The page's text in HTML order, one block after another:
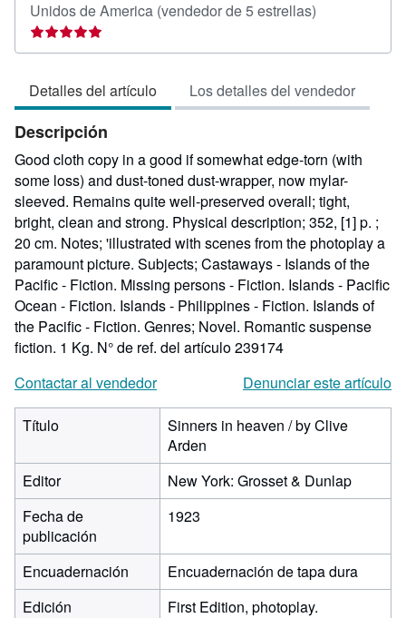
Unidos de America (vendedor de 5 estrellas)
vendedor:
de
5
Detalles del artículo Los detalles del vendedor
Descripción
Good cloth copy in a good if somewhat edge-torn (with
some loss) and dust-toned dust-wrapper, now mylar-
sleeved. Remains quite well-preserved overall; tight,
bright, clean and strong. Physical description; 352, [1] p. ;
20 cm. Notes; 'illustrated with scenes from the photoplay a
paramount picture. Subjects; Castaways - Islands of the
Pacific - Fiction. Missing persons - Fiction. Islands - Pacific
Ocean - Fiction. Islands - Philippines - Fiction. Islands of
the Pacific - Fiction. Genres; Novel. Romantic suspense
fiction. 1 Kg. N° de ref. del artículo 239174
Contactar al vendedor
Denunciar este artículo
Título
Sinners in heaven / by Clive
Arden
Editor
New York: Grosset & Dunlap
Fecha de
publicación
1923
Encuadernación
Encuadernación de tapa dura
Edición
First Edition, photoplay.